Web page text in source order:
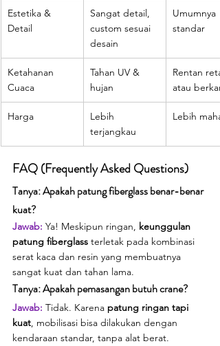
Estetika &
Detail
Sangat detail,
custom sesuai
desain
Umumnya
standar
Ketahanan
Cuaca
Tahan UV &
hujan
Rentan
atau
Harga
Lebih
terjangkau
Lebih mahal
FAQ (Frequently Asked Questions)
Tanya: Apakah patung fiberglass benar-benar
kuat?
Jawab: Ya! Meskipun ringan, keunggulan
patung fiberglass terletak pada kombinasi
serat kaca dan resin yang membuatnya
sangat kuat dan tahan lama.
Tanya: Apakah pemasangan butuh crane?
Jawab: Tidak. Karena patung ringan tapi
kuat, mobilisasi bisa dilakukan dengan
kendaraan standar, tanpa alat berat.